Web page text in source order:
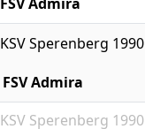
KSV Sperenberg 1990
FSV Admira
KSV Sperenberg 1990